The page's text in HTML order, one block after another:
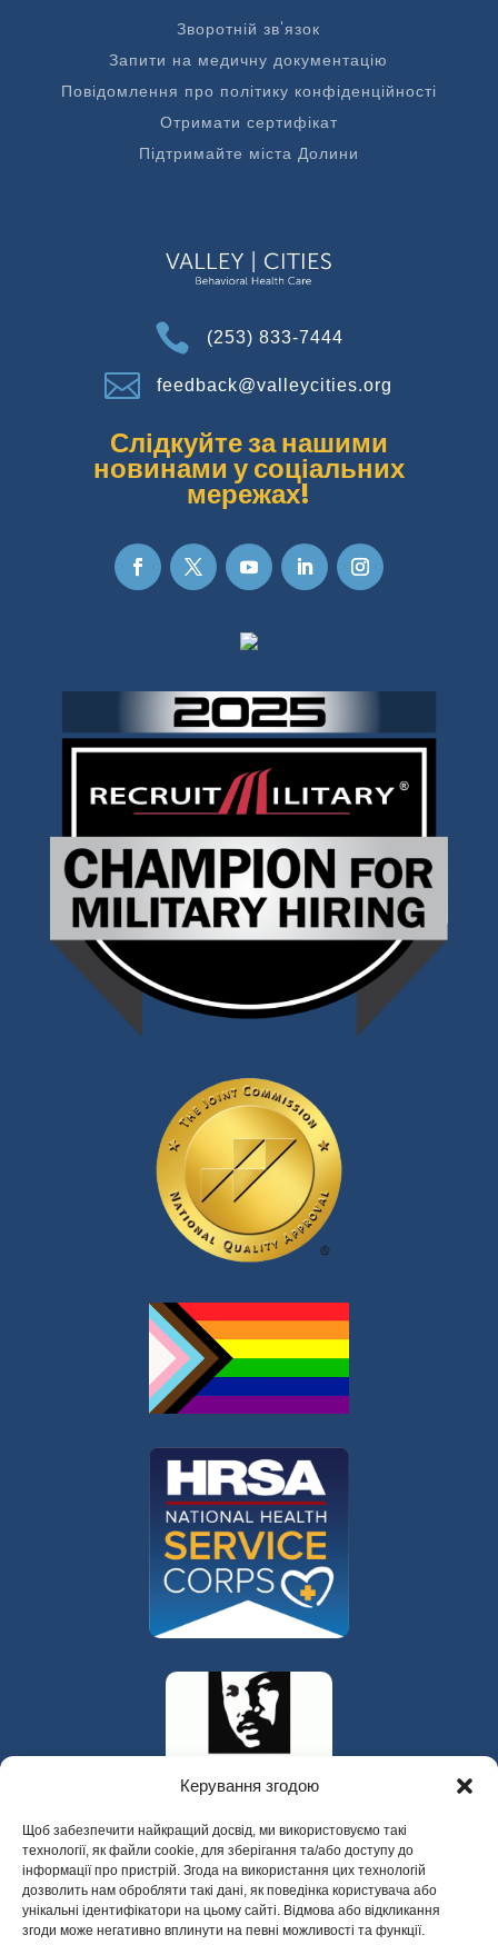
Керування згодою
Щоб забезпечити найкращий досвід, ми використовуємо такі
технології, як файли cookie, для зберігання та/або доступу до
інформації про пристрій. Згода на використання цих технологій
дозволить нам обробляти такі дані, як поведінка користувача або
унікальні ідентифікатори на цьому сайті. Відмова або відкликання
згоди може негативно вплинути на певні можливості та функції.
Зворотній зв'язок
Запити на медичну документацію
Повідомлення про політику конфіденційності
Отримати сертифікат
Підтримайте міста Долини
 (253) 833-7444
 feedback@valleycities.org
Слідкуйте за нашими
новинами у соціальних
мережах!